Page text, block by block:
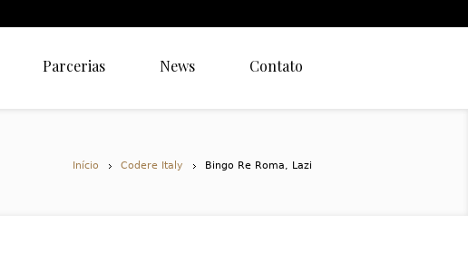
Parcerias News Contato
Início Codere Italy Bingo Re Roma, Lazi